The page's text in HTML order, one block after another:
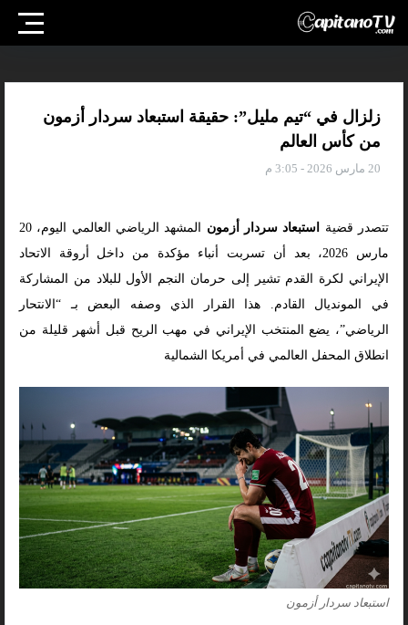
زلزال في “تيم مليل”: حقيقة استبعاد سردار أزمون
من كأس العالم
20 مارس 2026 - 3:05 م
تتصدر قضية استبعاد سردار أزمون
المشهد الرياضي العالمي اليوم، 20
مارس 2026، بعد أن تسربت أنباء مؤكدة من داخل أروقة الاتحاد
الإيراني لكرة القدم تشير إلى حرمان النجم الأول للبلاد من المشاركة
في المونديال القادم. هذا القرار الذي وصفه البعض بـ “الانتحار
الرياضي”، يضع المنتخب الإيراني في مهب الريح قبل أشهر قليلة من
انطلاق المحفل العالمي في أمريكا الشمالية
استبعاد سردار أزمون